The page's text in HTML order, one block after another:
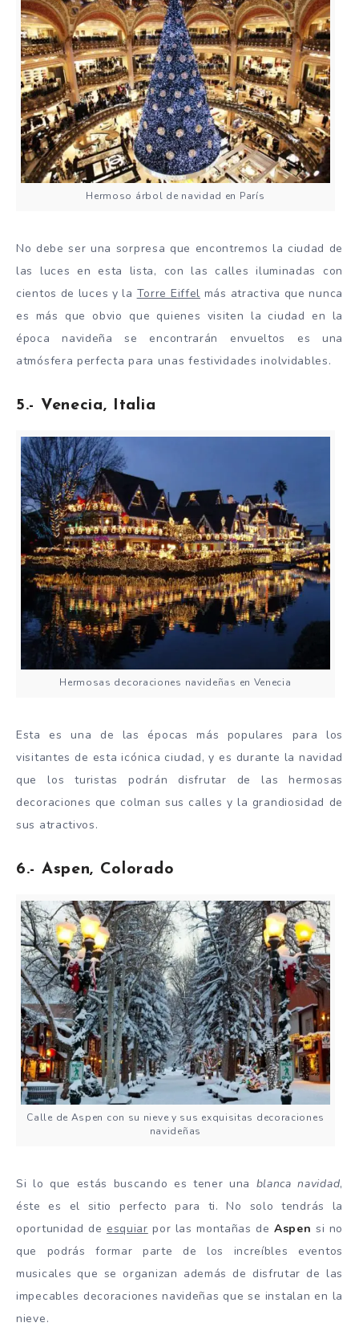
Hermoso árbol de navidad en París
No debe ser una sorpresa que encontremos la ciudad de
las luces en esta lista, con las calles iluminadas con
cientos de luces y la Torre Eiffel más atractiva que nunca
es más que obvio que quienes visiten la ciudad en la
época navideña se encontrarán envueltos es una
atmósfera perfecta para unas festividades inolvidables.
5.- Venecia, Italia
Hermosas decoraciones navideñas en Venecia
Esta es una de las épocas más populares para los
visitantes de esta icónica ciudad, y es durante la navidad
que los turistas podrán disfrutar de las hermosas
decoraciones que colman sus calles y la grandiosidad de
sus atractivos.
6.- Aspen, Colorado
Calle de Aspen con su nieve y sus exquisitas decoraciones
navideñas
Si lo que estás buscando es tener una blanca navidad,
éste es el sitio perfecto para ti. No solo tendrás la
oportunidad de esquiar por las montañas de Aspen si no
que podrás formar parte de los increíbles eventos
musicales que se organizan además de disfrutar de las
impecables decoraciones navideñas que se instalan en la
nieve.